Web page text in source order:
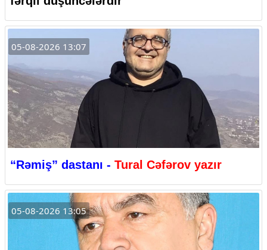
05-08-2026 13:07
“Rəmiş” dastanı - Tural Cəfərov yazır
05-08-2026 13:05